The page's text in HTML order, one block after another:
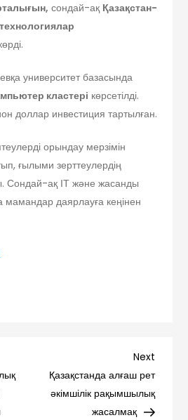
сондай-ақ Қазақстан-
университет базасында
кластері көрсетілді.
доллар инвестиция тартылған.
орындау мерзімін
ғылыми зерттеулердің
Сондай-ақ ІТ және жасанды
мамандар даярлауға кеңінен
Next
Post
Next
Қазақстанда алғаш рет
әкімшілік рақымшылық
жасалмақ